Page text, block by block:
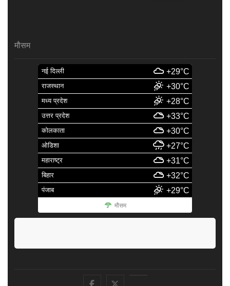
मौसम
नई दिल्ली +29°C
राजस्थान +30°C
मध्य प्रदेश +28°C
उत्तर प्रदेश +33°C
कोलकाता +30°C
ओडिशा +27°C
महाराष्ट्र +31°C
बिहार +32°C
पंजाब +29°C
मौसम
facebook